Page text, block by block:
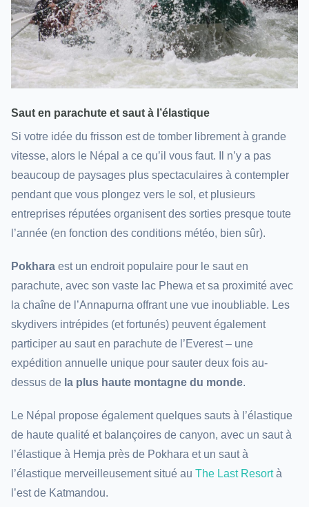
Saut en parachute et saut à l’élastique
Si votre idée du frisson est de tomber librement à grande
vitesse, alors le Népal a ce qu’il vous faut. Il n’y a pas
beaucoup de paysages plus spectaculaires à contempler
pendant que vous plongez vers le sol, et plusieurs
entreprises réputées organisent des sorties presque toute
l’année (en fonction des conditions météo, bien sûr).
Pokhara est un endroit populaire pour le saut en
parachute, avec son vaste lac Phewa et sa proximité avec
la chaîne de l’Annapurna offrant une vue inoubliable. Les
skydivers intrépides (et fortunés) peuvent également
participer au saut en parachute de l’Everest – une
expédition annuelle unique pour sauter deux fois au-
dessus de la plus haute montagne du monde.
Le Népal propose également quelques sauts à l’élastique
de haute qualité et balançoires de canyon, avec un saut à
l’élastique à Hemja près de Pokhara et un saut à
l’élastique merveilleusement situé au The Last Resortà
l’est de Katmandou.